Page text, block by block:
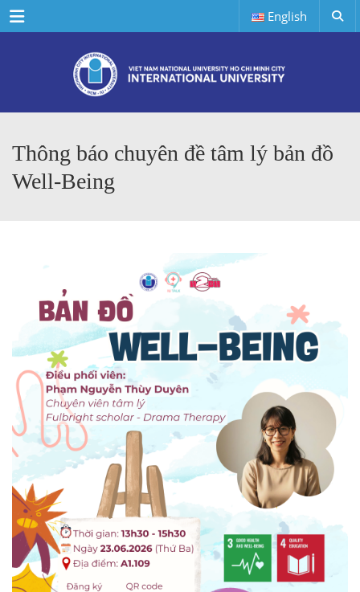
Menu English
Thông báo chuyên đề tâm lý bản đồ
Well-Being